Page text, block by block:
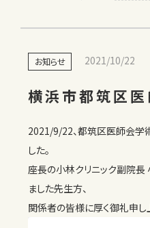
お知らせ 2021/10/22
横浜市都筑区
2021/9/22、都筑区医師会学
した。
座長の小林クリニック副院長
ました先生方、
関係者の皆様に厚く御礼申し